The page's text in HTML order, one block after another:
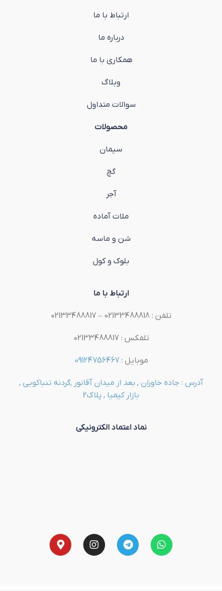
ارتباط با ما
درباره ما
همکاری با ما
وبلاگ
سوالات متداول
محصولات
سیمان
گچ
آجر
ملات آماده
شن و ماسه
بلوک و کول
ارتباط با ما
تلفن : 02133488818 – 02133488817
تلفکس : 02133488817
موبایل :09124756467
آدرس : جاده خاوران , بعد از میدان آقانور ,گردنه تنباکویی ,
بازار کیمیا , پلاک2
نماد اعتماد الکترونیکی